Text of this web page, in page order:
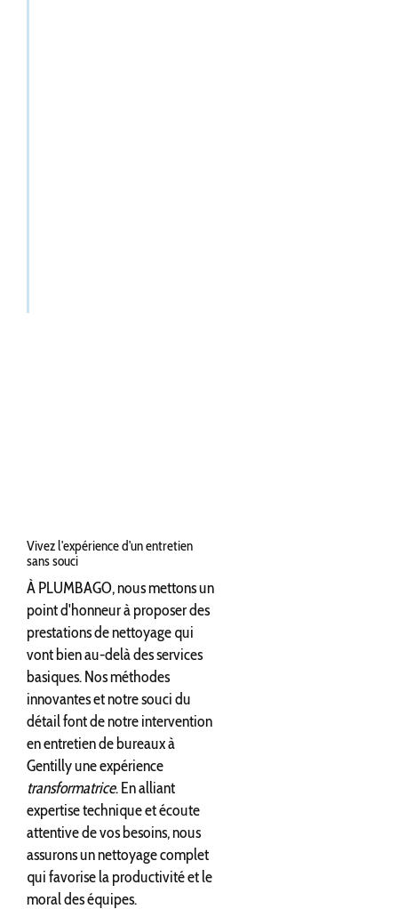
Vivez l'expérience d'un entretien
sans souci
À PLUMBAGO, nous mettons un
point d'honneur à proposer des
prestations de nettoyage qui
vont bien au-delà des services
basiques. Nos méthodes
innovantes et notre souci du
détail font de notre intervention
en entretien de bureaux à
Gentilly une expérience
transformatrice. En alliant
expertise technique et écoute
attentive de vos besoins, nous
assurons un nettoyage complet
qui favorise la productivité et le
moral des équipes.